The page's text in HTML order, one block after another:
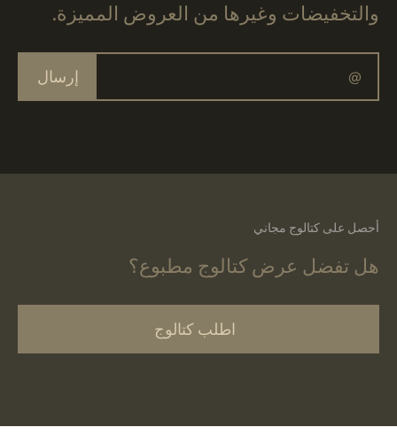
والتخفيضات وغيرها من العروض المميزة.
إرسال
أحصل على كتالوج مجاني
هل تفضل عرض كتالوج مطبوع؟
اطلب كتالوج